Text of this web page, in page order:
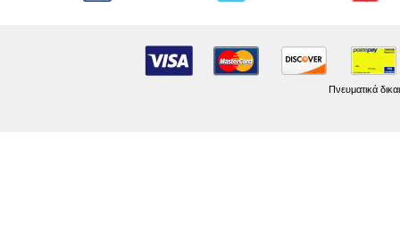
Πνευματικά